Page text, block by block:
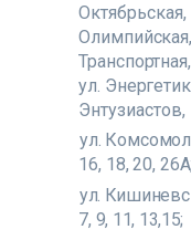
Октябрьская,
ул.
Энтузиастов,
ул.
16, 18, 20,
ул.
7, 9, 11, 13,15;